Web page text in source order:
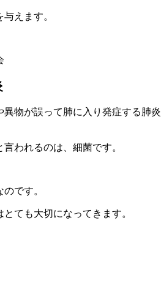
えます。
物が誤って肺に入り発症する肺炎
われるのは、細菌です。
です。
ても大切になってきます。